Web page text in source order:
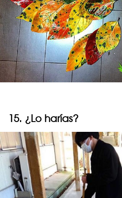
15. ¿Lo harías?